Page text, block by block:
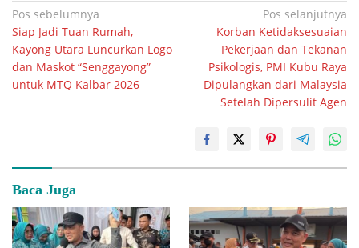
Navigasi
pos
Pos sebelumnya
Siap Jadi Tuan Rumah,
Kayong Utara Luncurkan Logo
dan Maskot “Senggayong”
untuk MTQ Kalbar 2026
Pos selanjutnya
Korban Ketidaksesuaian
Pekerjaan dan Tekanan
Psikologis, PMI Kubu Raya
Dipulangkan dari Malaysia
Setelah Dipersulit Agen
Baca Juga